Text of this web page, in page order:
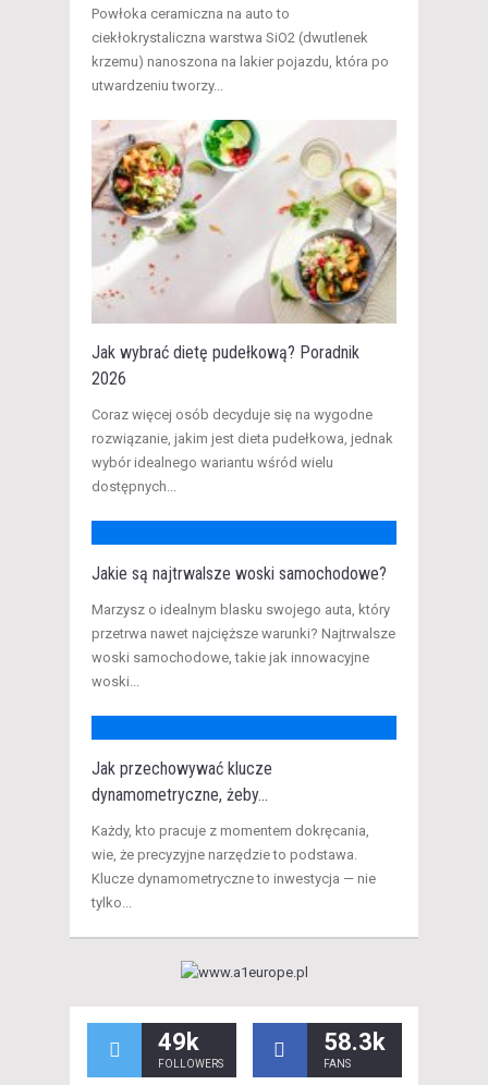
​Powłoka ceramiczna na auto to
ciekłokrystaliczna warstwa SiO2 (dwutlenek
krzemu) nanoszona na lakier pojazdu, która po
utwardzeniu tworzy...
Jak wybrać dietę pudełkową? Poradnik
2026
​Coraz więcej osób decyduje się na wygodne
rozwiązanie, jakim jest dieta pudełkowa, jednak
wybór idealnego wariantu wśród wielu
dostępnych...
Jakie są najtrwalsze woski samochodowe?
Marzysz o idealnym blasku swojego auta, który
przetrwa nawet najcięższe warunki? Najtrwalsze
woski samochodowe, takie jak innowacyjne
woski...
Jak przechowywać klucze
dynamometryczne, żeby...
Każdy, kto pracuje z momentem dokręcania,
wie, że precyzyjne narzędzie to podstawa.
Klucze dynamometryczne to inwestycja — nie
tylko...
49k
FOLLOWERS
58.3k
FANS